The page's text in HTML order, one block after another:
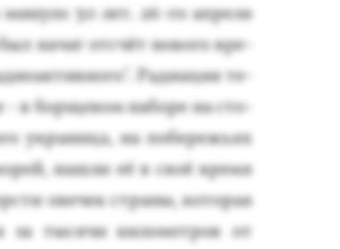
30 лет. 26-го ап­ре­ля
на­чат от­счёт но­вого вре­
Ра­ди­ация те­
- в бор­ще­вом на­боре на сто­
ук­ра­ин­ца, на по­бережь­ях
наш­ли её в своё вре­мя
ове­чек стра­ны, ко­торая
за ты­сячи ки­ломет­ров от